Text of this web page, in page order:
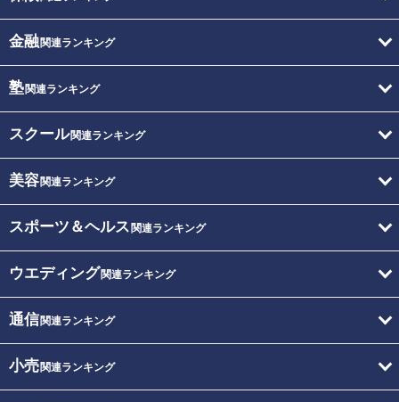
金融関連ランキング
塾関連ランキング
スクール関連ランキング
美容関連ランキング
スポーツ＆ヘルス 関連ランキング
ウエディング関連ランキング
通信関連ランキング
小売関連ランキング